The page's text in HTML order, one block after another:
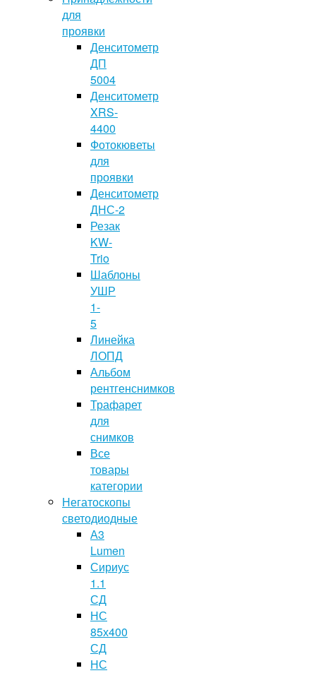
для
проявки
Денситометр
ДП
5004
Денситометр
XRS-
4400
Фотокюветы
для
проявки
Денситометр
ДНС-2
Резак
KW-
Trio
Шаблоны
УШР
1-
5
Линейка
ЛОПД
Альбом
рентгенснимков
Трафарет
для
снимков
Все
товары
категории
Негатоскопы
светодиодные
А3
Lumen
Сириус
1.1
СД
НС
85х400
СД
НС